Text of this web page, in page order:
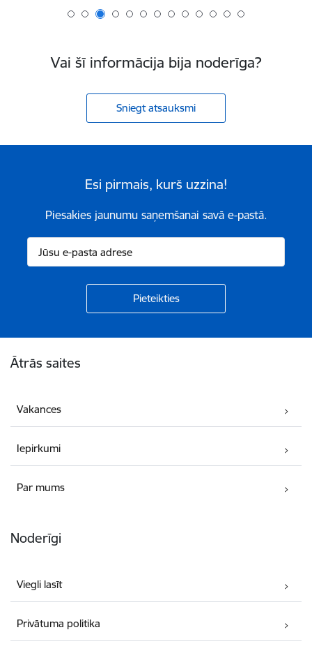
Vai šī informācija bija noderīga?
Sniegt atsauksmi
Esi pirmais, kurš uzzina!
Piesakies jaunumu saņemšanai savā e-pastā.
Ātrās saites
Vakances
Iepirkumi
Par mums
Noderīgi
Viegli lasīt
Privātuma politika